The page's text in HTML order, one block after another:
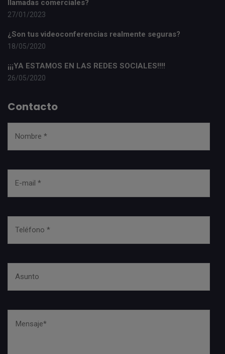
llamadas comerciales?
27/01/2023
¿Son tus videoconferencias realmente seguras?
18/05/2020
¡¡¡YA ESTAMOS EN LAS REDES SOCIALES!!!!
26/05/2020
Contacto